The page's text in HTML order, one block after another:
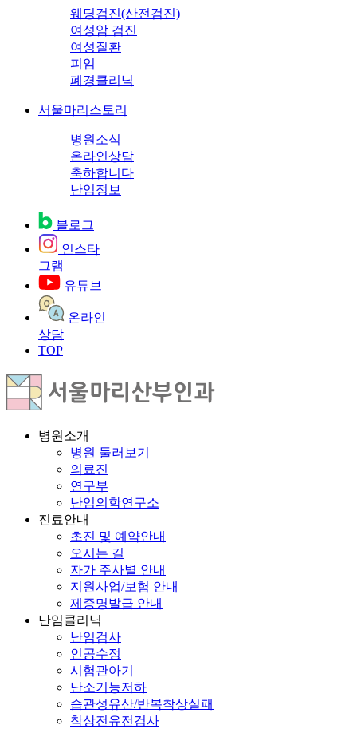
웨딩검진(산전검진)
여성암 검진
여성질환
피임
폐경클리닉
서울마리스토리
병원소식
온라인상담
축하합니다
난임정보
블로그
인스타
그램
유튜브
온라인
상담
TOP
병원소개
병원 둘러보기
의료진
연구부
난임의학연구소
진료안내
초진 및 예약안내
오시는 길
자가 주사별 안내
지원사업/보험 안내
제증명발급 안내
난임클리닉
난임검사
인공수정
시험관아기
난소기능저하
습관성유산/반복착상실패
착상전유전검사